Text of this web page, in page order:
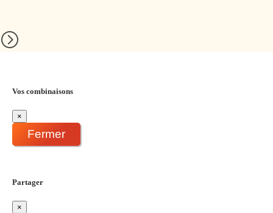
Vos combinaisons
×
Fermer
Partager
×